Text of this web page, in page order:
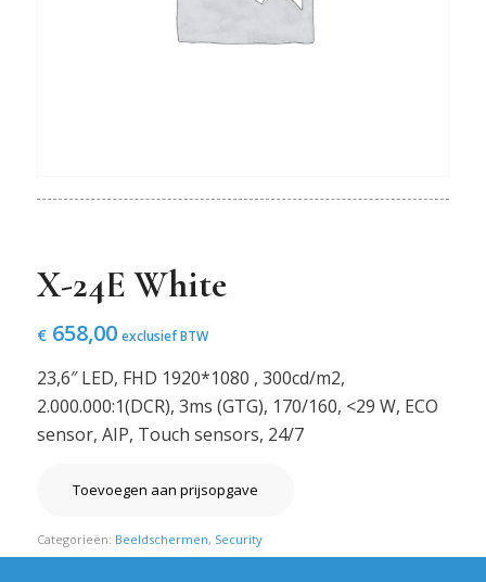
X-24E White
€658,00 exclusief BTW
23,6″ LED, FHD 1920*1080 , 300cd/m2,
2.000.000:1(DCR), 3ms (GTG), 170/160, <29 W, ECO
sensor, AIP, Touch sensors, 24/7
Toevoegen aan prijsopgave
Categorieën: Beeldschermen, Security